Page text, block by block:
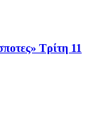
Τρίτη 11